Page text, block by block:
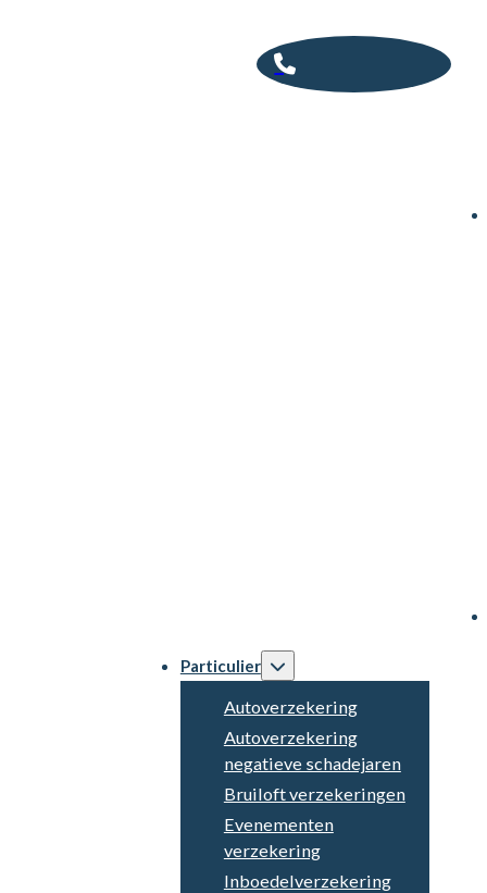
Particulier
Autoverzekering
Autoverzekering
negatieve schadejaren
Bruiloft verzekeringen
Evenementen
verzekering
Inboedelverzekering